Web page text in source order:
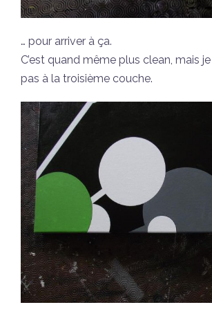
… pour arriver à ça.
C’est quand même plus clean, mais je
pas à la troisième couche.